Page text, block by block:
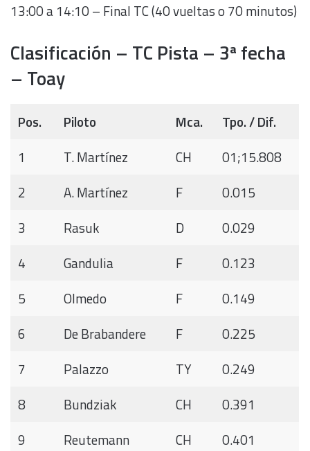
13:00 a 14:10 – Final TC (40 vueltas o 70 minutos)
Clasificación – TC Pista – 3ª fecha
– Toay
Pos. Piloto Mca.
Tpo. / Dif.
1
T. Martínez CH
01;15.808
2
A. Martínez F
0.015
3
Rasuk D
0.029
4
Gandulia F
0.123
5
Olmedo F
0.149
6
De Brabandere F
0.225
7
Palazzo TY
0.249
8
Bundziak CH
0.391
9
Reutemann CH
0.401